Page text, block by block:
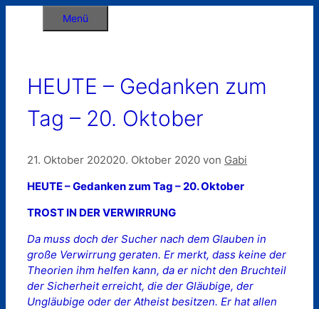
Menü
HEUTE – Gedanken zum
Tag – 20. Oktober
21. Oktober 202020. Oktober 2020 von Gabi
HEUTE – Gedanken zum Tag – 20. Oktober
TROST IN DER VERWIRRUNG
Da muss doch der Sucher nach dem Glauben in
große Verwirrung geraten. Er merkt, dass keine der
Theorien ihm helfen kann, da er nicht den Bruchteil
der Sicherheit erreicht, die der Gläubige, der
Ungläubige oder der Atheist besitzen. Er hat allen